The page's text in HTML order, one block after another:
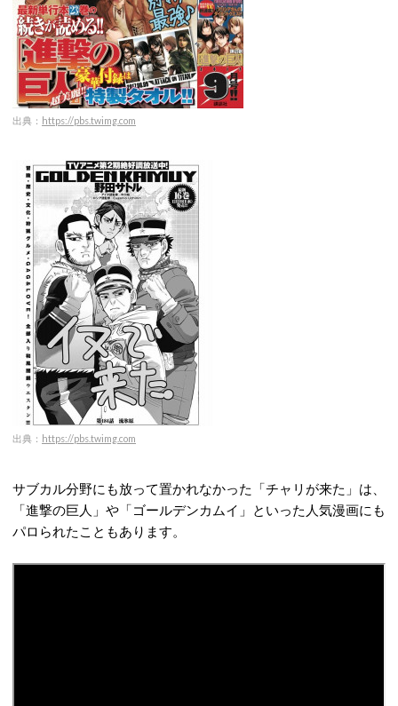
出典： https://pbs.twimg.com
出典： https://pbs.twimg.com
サブカル分野にも放って置かれなかった「チャリが来た」は、
「進撃の巨人」や「ゴールデンカムイ」といった人気漫画にも
パロられたこともあります。